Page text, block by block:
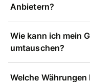
Anbietern?
Wie kann ich mein
umtauschen?
Welche